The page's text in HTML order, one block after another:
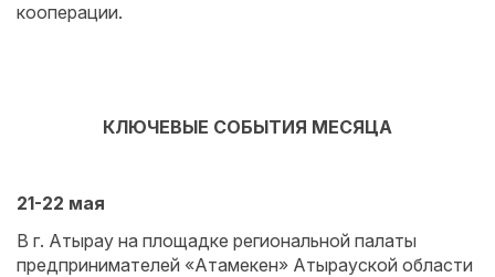
кооперации.
КЛЮЧЕВЫЕ СОБЫТИЯ МЕСЯЦА
21-22 мая
В г. Атырау на площадке региональной палаты
предпринимателей «Атамекен» Атырауской области